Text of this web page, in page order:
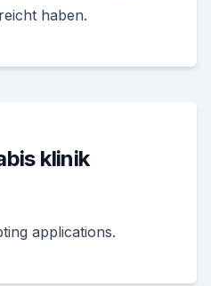
haben.
klinik
applications.